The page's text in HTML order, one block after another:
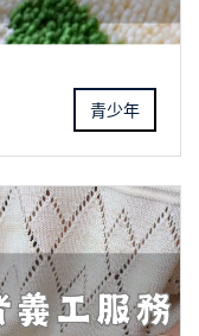
青少年